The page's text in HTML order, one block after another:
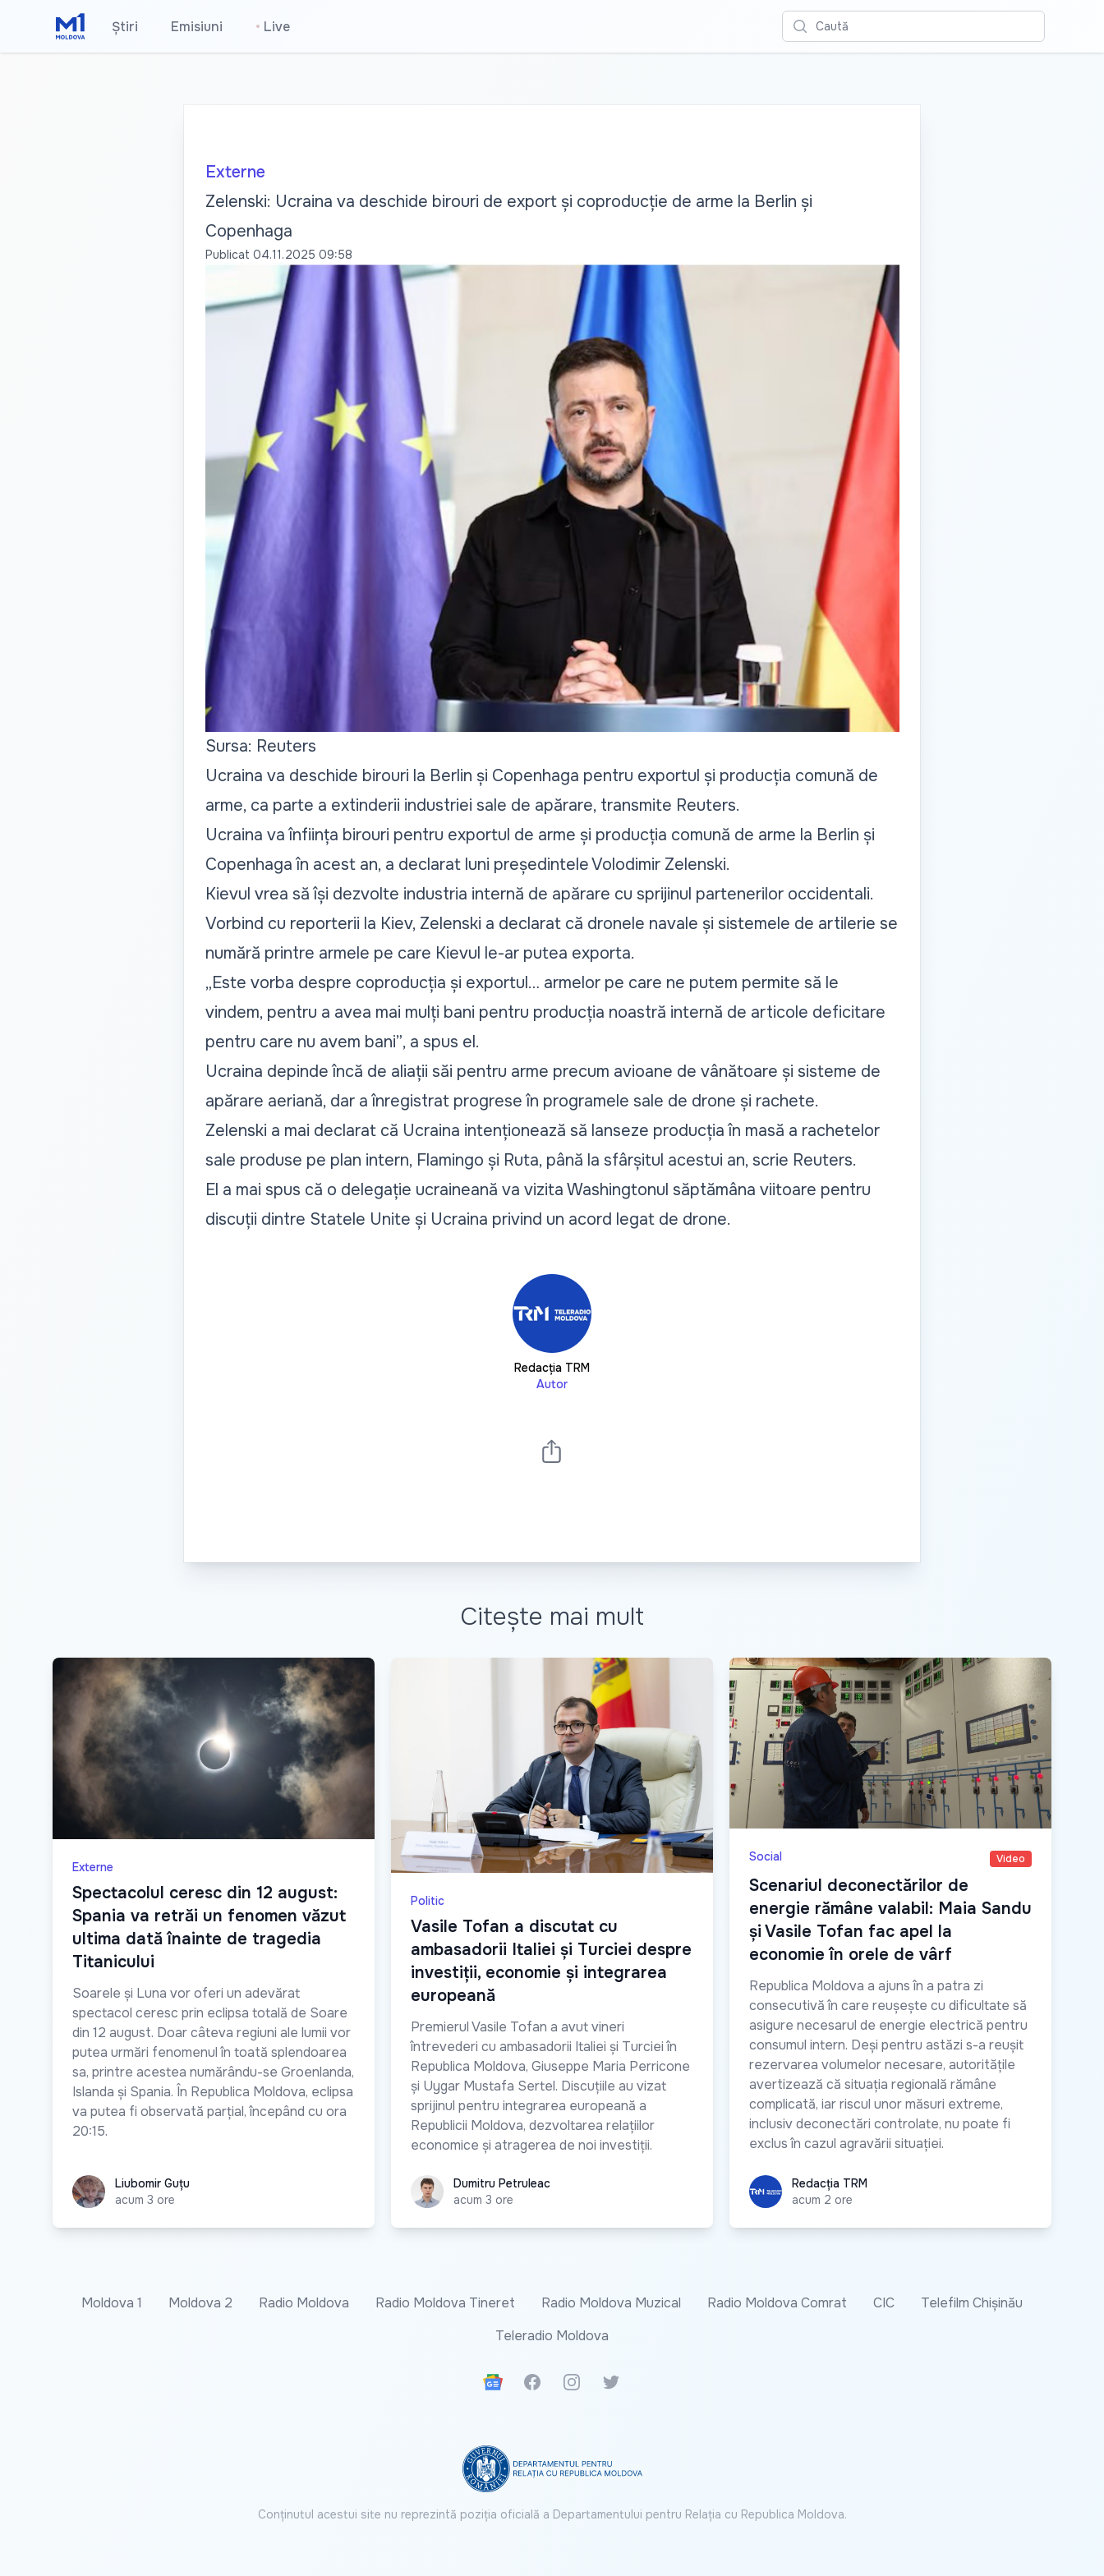
Știri Emisiuni • Live Caută
Externe
Zelenski: Ucraina va deschide birouri de export și coproducție de arme la Berlin și
Copenhaga
Publicat 04.11.2025 09:58
Sursa: Reuters
Ucraina va deschide birouri la Berlin și Copenhaga pentru exportul și producția comună de
arme, ca parte a extinderii industriei sale de apărare, transmite Reuters.
Ucraina va înființa birouri pentru exportul de arme și producția comună de arme la Berlin și
Copenhaga în acest an, a declarat luni președintele Volodimir Zelenski.
Kievul vrea să își dezvolte industria internă de apărare cu sprijinul partenerilor occidentali.
Vorbind cu reporterii la Kiev, Zelenski a declarat că dronele navale și sistemele de artilerie se
numără printre armele pe care Kievul le-ar putea exporta.
„Este vorba despre coproducția și exportul… armelor pe care ne putem permite să le
vindem, pentru a avea mai mulți bani pentru producția noastră internă de articole deficitare
pentru care nu avem bani”, a spus el.
Ucraina depinde încă de aliații săi pentru arme precum avioane de vânătoare și sisteme de
apărare aeriană, dar a înregistrat progrese în programele sale de drone și rachete.
Zelenski a mai declarat că Ucraina intenționează să lanseze producția în masă a rachetelor
sale produse pe plan intern, Flamingo și Ruta, până la sfârșitul acestui an, scrie Reuters.
El a mai spus că o delegație ucraineană va vizita Washingtonul săptămâna viitoare pentru
discuții dintre Statele Unite și Ucraina privind un acord legat de drone.
Redacția TRM
Autor
Citește mai mult
Externe
Spectacolul ceresc din 12 august:
Spania va retrăi un fenomen văzut
ultima dată înainte de tragedia
Titanicului
Soarele și Luna vor oferi un adevărat
spectacol ceresc prin eclipsa totală de Soare
din 12 august. Doar câteva regiuni ale lumii vor
putea urmări fenomenul în toată splendoarea
sa, printre acestea numărându-se Groenlanda,
Islanda și Spania. În Republica Moldova, eclipsa
va putea fi observată parțial, începând cu ora
20:15.
Liubomir Guțu
Liubomir Guțu
acum 3 ore
Politic
Vasile Tofan a discutat cu
ambasadorii Italiei și Turciei despre
investiții, economie și integrarea
europeană
Premierul Vasile Tofan a avut vineri
întrevederi cu ambasadorii Italiei și Turciei în
Republica Moldova, Giuseppe Maria Perricone
și Uygar Mustafa Sertel. Discuțiile au vizat
sprijinul pentru integrarea europeană a
Republicii Moldova, dezvoltarea relațiilor
economice și atragerea de noi investiții.
Dumitru Petruleac
Dumitru Petruleac
acum 3 ore
Social Video
Scenariul deconectărilor de
energie rămâne valabil: Maia Sandu
și Vasile Tofan fac apel la
economie în orele de vârf
Republica Moldova a ajuns în a patra zi
consecutivă în care reușește cu dificultate să
asigure necesarul de energie electrică pentru
consumul intern. Deși pentru astăzi s-a reușit
rezervarea volumelor necesare, autoritățile
avertizează că situația regională rămâne
complicată, iar riscul unor măsuri extreme,
inclusiv deconectări controlate, nu poate fi
exclus în cazul agravării situației.
Redacția TRM
Redacția TRM
acum 2 ore
Moldova 1 Moldova 2 Radio Moldova Radio Moldova Tineret Radio Moldova Muzical Radio Moldova Comrat CIC
Telefilm Chișinău
Teleradio Moldova
Google News
FacebookInstagramTwitter
Conținutul acestui site nu reprezintă poziția oficială a Departamentului pentru Relația cu Republica Moldova.